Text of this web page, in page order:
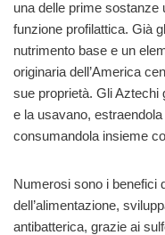
una delle prime sostanze
funzione profilattica. Già
nutrimento base e un
originaria dell’America
sue proprietà. Gli
e la usavano,
consumandola insieme
Numerosi sono i benefici
dell’alimentazione,
antibatterica, grazie ai